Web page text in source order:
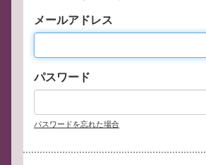
メールアドレス
パスワード
パスワードを忘れた場合